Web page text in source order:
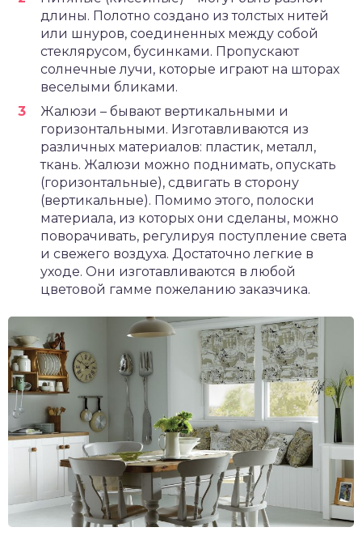
длины. Полотно создано из толстых нитей
или шнуров, соединенных между собой
стеклярусом, бусинками. Пропускают
солнечные лучи, которые играют на шторах
веселыми бликами.
Жалюзи – бывают вертикальными и
горизонтальными. Изготавливаются из
различных материалов: пластик, металл,
ткань. Жалюзи можно поднимать, опускать
(горизонтальные), сдвигать в сторону
(вертикальные). Помимо этого, полоски
материала, из которых они сделаны, можно
поворачивать, регулируя поступление света
и свежего воздуха. Достаточно легкие в
уходе. Они изготавливаются в любой
цветовой гамме пожеланию заказчика.